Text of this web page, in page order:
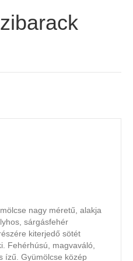
nagy méretű, alakja
sárgásfehér
kiterjedő sötét
Fehérhúsú, magvaváló,
ízű. Gyümölcse közép